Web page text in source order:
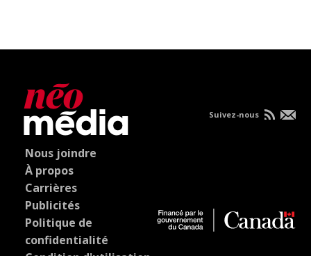
Nous joindre
À propos
Carrières
Publicités
Politique de
confidentialité
Suivez-nous